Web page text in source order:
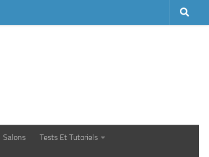
Salons Tests Et Tutoriels